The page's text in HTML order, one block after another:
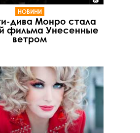
НОВИНИ
дива Монро стала
фильма Унесенные
ветром